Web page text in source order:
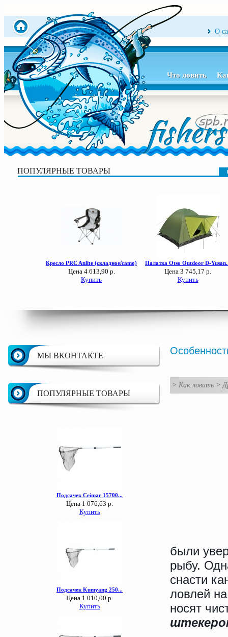
О
Что ловить
ПОПУЛЯРНЫЕ ТОВАРЫ
МЫ ВКОНТАКТЕ
ПОПУЛЯРНЫЕ ТОВАРЫ
> Как ловить >
были
рыбу.
снасти
ловлей
носят